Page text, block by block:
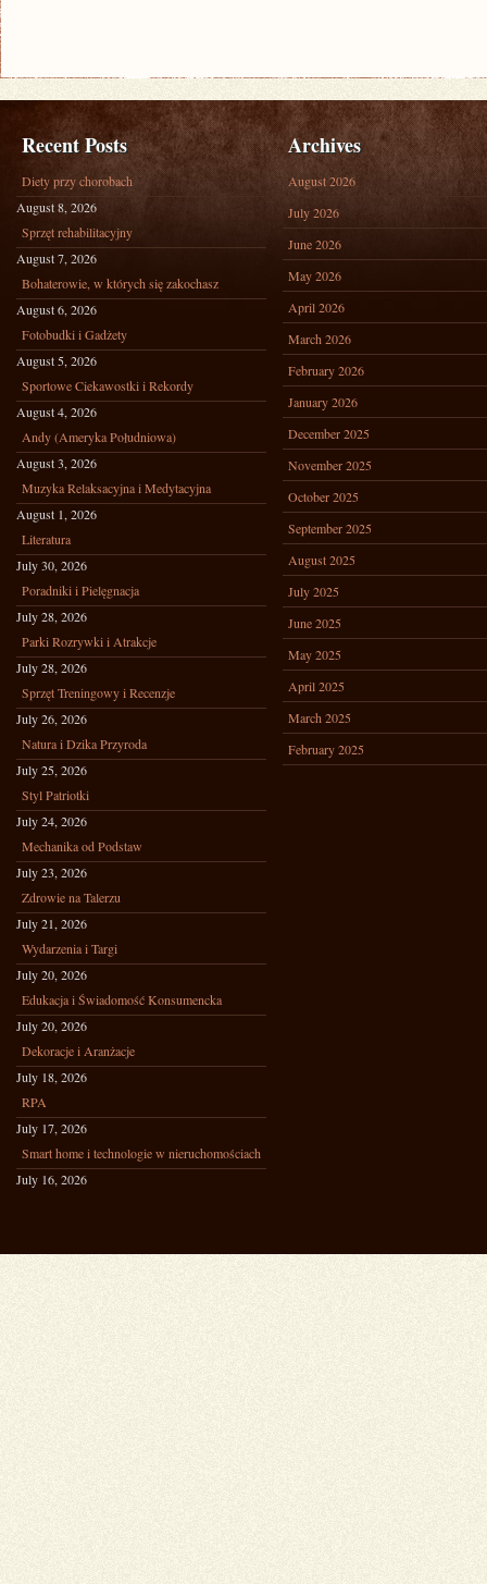
Recent Posts
Diety przy chorobach
August 8, 2026
Sprzęt rehabilitacyjny
August 7, 2026
Bohaterowie, w których się zakochasz
August 6, 2026
Fotobudki i Gadżety
August 5, 2026
Sportowe Ciekawostki i Rekordy
August 4, 2026
Andy (Ameryka Południowa)
August 3, 2026
Muzyka Relaksacyjna i Medytacyjna
August 1, 2026
Literatura
July 30, 2026
Poradniki i Pielęgnacja
July 28, 2026
Parki Rozrywki i Atrakcje
July 28, 2026
Sprzęt Treningowy i Recenzje
July 26, 2026
Natura i Dzika Przyroda
July 25, 2026
Styl Patriotki
July 24, 2026
Mechanika od Podstaw
July 23, 2026
Zdrowie na Talerzu
July 21, 2026
Wydarzenia i Targi
July 20, 2026
Edukacja i Świadomość Konsumencka
July 20, 2026
Dekoracje i Aranżacje
July 18, 2026
RPA
July 17, 2026
Smart home i technologie w nieruchomościach
July 16, 2026
Archives
August 2026
July 2026
June 2026
May 2026
April 2026
March 2026
February 2026
January 2026
December 2025
November 2025
October 2025
September 2025
August 2025
July 2025
June 2025
May 2025
April 2025
March 2025
February 2025